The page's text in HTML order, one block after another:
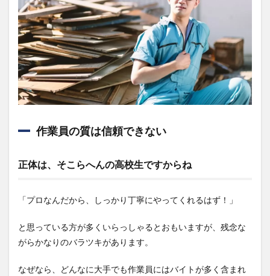
1.1
作業
員の
質は
信頼
でき
ない
1.1.1
こらへ
すから
1.1.2
疲れる
でもよ
くなっ
1.2
作業員の質は信頼できない
正体は、そこらへんの高校生ですからね
「プロなんだから、しっかり丁寧にやってくれるはず！」
と思っている方が多くいらっしゃるとおもいますが、残念な
がらかなりのバラツキがあります。
なぜなら、どんなに大手でも作業員にはバイトが多く含まれ